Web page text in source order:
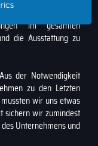
im gesamten
die Ausstattung zu
der Notwendigkeit
zu den Letzten
wir uns etwas
sichern wir zumindest
Unternehmens und